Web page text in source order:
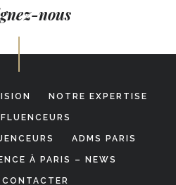
nous
NOTRE EXPERTISE
ADMS PARIS
À PARIS – NEWS